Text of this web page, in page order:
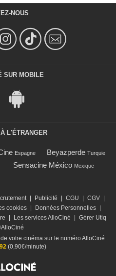
NOUS
SUR MOBILE
L'ÉTRANGER
Espagne Beyazperde Turquie
Sensacine México Mexique
Publicité CGU CGV
cookies Données Personnelles
Les services AlloCiné
Gérer Utiq
votre cinéma sur le numéro AlloCiné :
(0,90€/minute)